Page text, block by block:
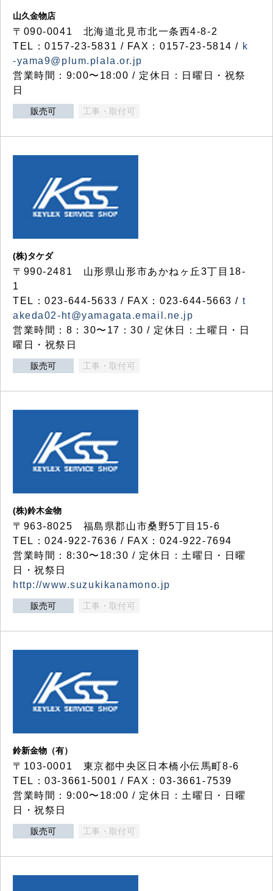
山久金物店
〒090-0041 北海道北見市北一条西4-8-2
TEL：0157-23-5831 / FAX：0157-23-5814 / k
-yama9@plum.plala.or.jp
営業時間：9:00〜18:00 / 定休日：日曜日・祝祭
日
販売可 工事・取付可
(株)タケダ
〒990-2481 山形県山形市あかねヶ丘3丁目18-
1
TEL：023-644-5633 / FAX：023-644-5663 / t
akeda02-ht@yamagata.email.ne.jp
営業時間：8：30〜17：30 / 定休日：土曜日・日
曜日・祝祭日
販売可 工事・取付可
(株)鈴木金物
〒963-8025 福島県郡山市桑野5丁目15-6
TEL：024-922-7636 / FAX：024-922-7694
営業時間：8:30〜18:30 / 定休日：土曜日・日曜
日・祝祭日
http://www.suzukikanamono.jp
販売可 工事・取付可
鈴新金物（有）
〒103-0001 東京都中央区日本橋小伝馬町8-6
TEL：03-3661-5001 / FAX：03-3661-7539
営業時間：9:00〜18:00 / 定休日：土曜日・日曜
日・祝祭日
販売可 工事・取付可